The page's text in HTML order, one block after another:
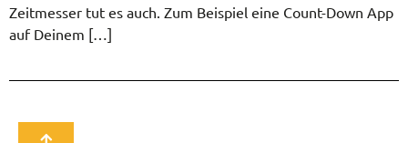
Zeitmesser tut es auch. Zum Beispiel eine Count-Down App
auf Deinem […]